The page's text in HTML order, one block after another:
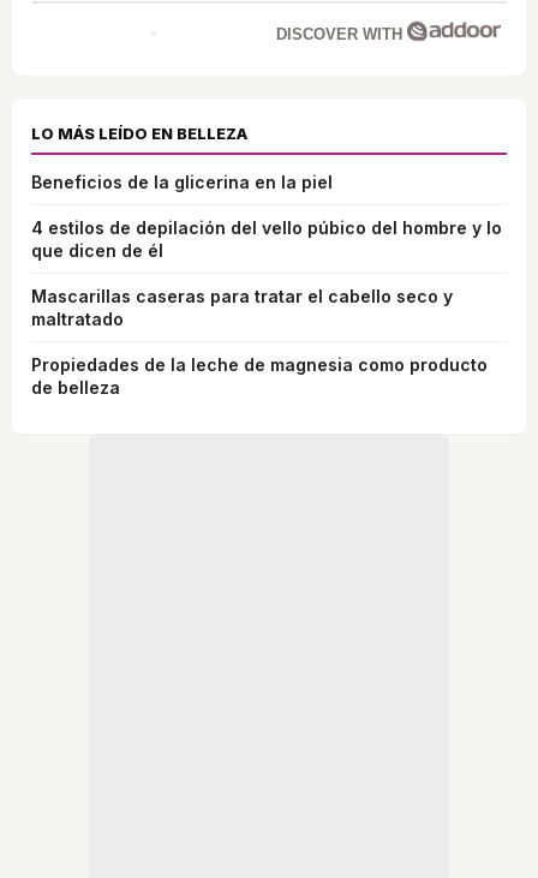
DISCOVER WITH
LO MÁS LEÍDO EN BELLEZA
Beneficios de la glicerina en la piel
4 estilos de depilación del vello púbico del hombre y lo
que dicen de él
Mascarillas caseras para tratar el cabello seco y
maltratado
Propiedades de la leche de magnesia como producto
de belleza